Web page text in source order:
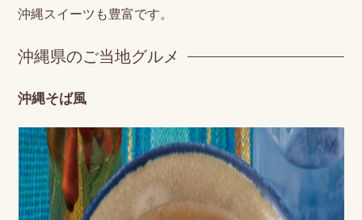
沖縄スイーツも豊富です。
沖縄県のご当地グルメ
沖縄そば風